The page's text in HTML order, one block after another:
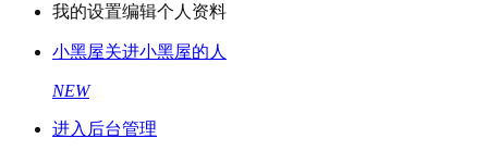
我的设置编辑个人资料
小黑屋关进小黑屋的人
NEW
进入后台管理